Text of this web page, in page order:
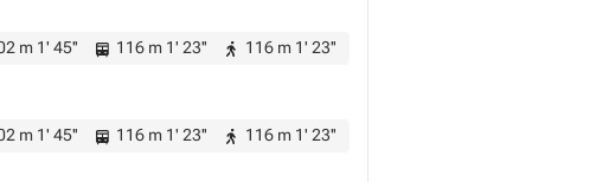
m 1' 45'' 116 m 1' 23'' 116 m 1' 23''
m 1' 45'' 116 m 1' 23'' 116 m 1' 23''